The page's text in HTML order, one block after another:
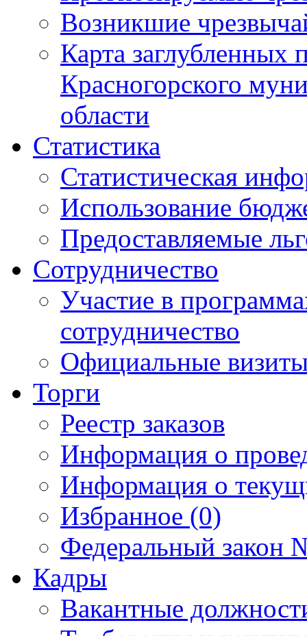
Возникшие
Карта
Красногорского
области
Статистика
Статистическая
Использование
Предоставляемые
Сотрудничество
Участие в
сотрудничество
Официальные
Торги
Реестр заказов
Информация о
Информация о
Избранное (0)
Федеральный закон
Кадры
Вакантные